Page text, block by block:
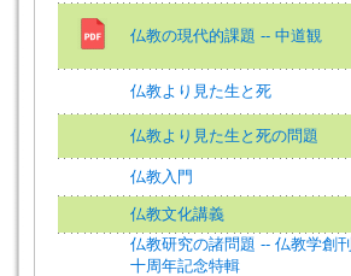
仏教の現代的課題 -- 中道観
仏教より見た生と死
仏教より見た生と死の問題
仏教入門
仏教文化講義
仏教研究の諸問題 -- 仏教学創刊
十周年記念特輯